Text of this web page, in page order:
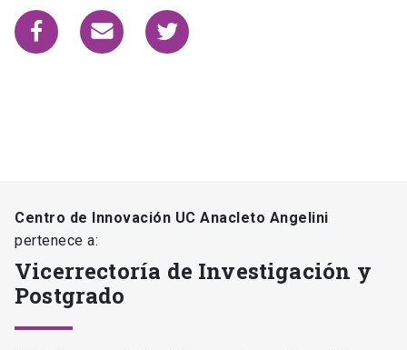
Centro de Innovación UC Anacleto Angelini
pertenece a:
Vicerrectoría de Investigación y
Postgrado